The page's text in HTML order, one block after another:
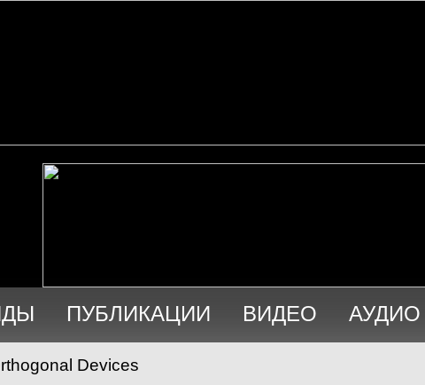
ПУБЛИКАЦИИ ВИДЕО АУДИО
Devices